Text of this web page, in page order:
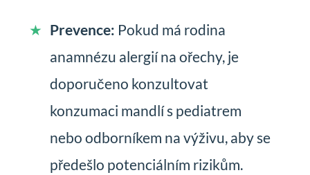
Prevence: Pokud má rodina
anamnézu alergií na ořechy, je
doporučeno konzultovat
konzumaci mandlí s pediatrem
nebo odborníkem na výživu, aby se
předešlo potenciálním rizikům.